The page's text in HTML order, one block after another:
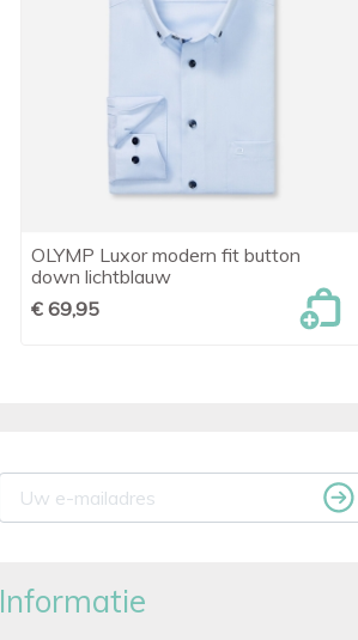
 Snel bekijken
OLYMP Luxor modern fit button
down lichtblauw
€ 69,95
Informatie